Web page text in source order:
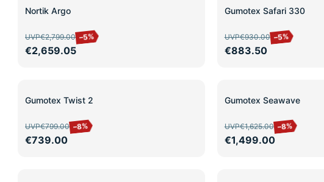
SALE
Nortik Argo
UVP€2,799.00 –5%
€2,659.05
SALE
Gumotex Safari 330
UVP€930.00 –5%
€883.50
SALE
Gumotex Twist 2
UVP€799.00 –8%
€739.00
SALE
Gumotex Seawave
UVP€1,625.00 –8%
€1,499.00